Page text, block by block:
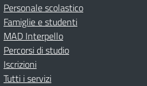
Personale scolastico
Famiglie e studenti
MAD Interpello
Percorsi di studio
Iscrizioni
Tutti i servizi